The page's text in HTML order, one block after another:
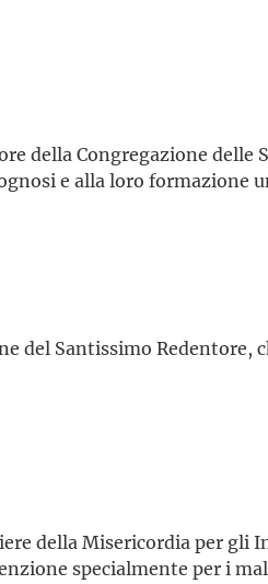
della Congregazione delle
e alla loro formazione
del Santissimo
della Misericordia per gli
specialmente per i